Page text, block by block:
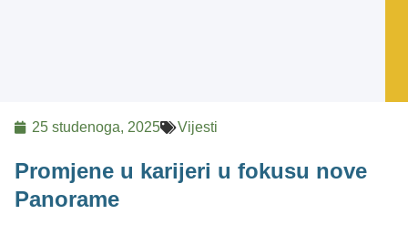
25 studenoga, 2025 Vijesti
Promjene u karijeri u fokusu nove
Panorame